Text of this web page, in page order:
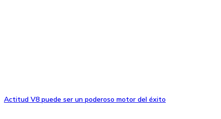
Actitud V8 puede ser un poderoso motor del éxito